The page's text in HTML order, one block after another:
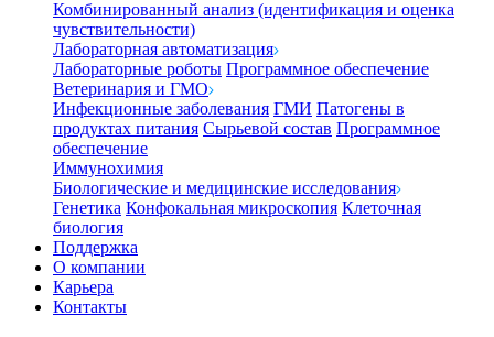
Комбинированный анализ (идентификация и оценка
чувствительности)
Лабораторная автоматизация
Лабораторные роботы Программное обеспечение
Ветеринария и ГМО
Инфекционные заболевания ГМИ Патогены в
продуктах питания Сырьевой состав Программное
обеспечение
Иммунохимия
Биологические и медицинские исследования
Генетика Конфокальная микроскопия Клеточная
биология
Поддержка
О компании
Карьера
Контакты